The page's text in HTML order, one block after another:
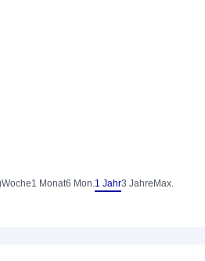
Woche1 Monat6 Mon.1 Jahr3 Jahre Max.